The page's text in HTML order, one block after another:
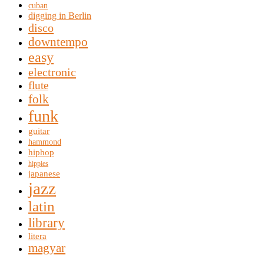
cuban
digging in Berlin
disco
downtempo
easy
electronic
flute
folk
funk
guitar
hammond
hiphop
hippies
japanese
jazz
latin
library
litera
magyar